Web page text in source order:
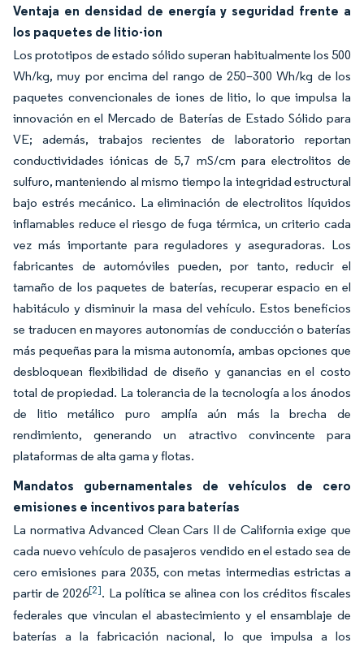
Ventaja en densidad de energía y seguridad frente a
los paquetes de litio-ion
Los prototipos de estado sólido superan habitualmente los 500
Wh/kg, muy por encima del rango de 250–300 Wh/kg de los
paquetes convencionales de iones de litio, lo que impulsa la
innovación en el Mercado de Baterías de Estado Sólido para
VE; además, trabajos recientes de laboratorio reportan
conductividades iónicas de 5,7 mS/cm para electrolitos de
sulfuro, manteniendo al mismo tiempo la integridad estructural
bajo estrés mecánico. La eliminación de electrolitos líquidos
inflamables reduce el riesgo de fuga térmica, un criterio cada
vez más importante para reguladores y aseguradoras. Los
fabricantes de automóviles pueden, por tanto, reducir el
tamaño de los paquetes de baterías, recuperar espacio en el
habitáculo y disminuir la masa del vehículo. Estos beneficios
se traducen en mayores autonomías de conducción o baterías
más pequeñas para la misma autonomía, ambas opciones que
desbloquean flexibilidad de diseño y ganancias en el costo
total de propiedad. La tolerancia de la tecnología a los ánodos
de litio metálico puro amplía aún más la brecha de
rendimiento, generando un atractivo convincente para
plataformas de alta gama y flotas.
Mandatos gubernamentales de vehículos de cero
emisiones e incentivos para baterías
La normativa Advanced Clean Cars II de California exige que
cada nuevo vehículo de pasajeros vendido en el estado sea de
cero emisiones para 2035, con metas intermedias estrictas a
partir de 2026[2]. La política se alinea con los créditos fiscales
federales que vinculan el abastecimiento y el ensamblaje de
baterías a la fabricación nacional, lo que impulsa a los